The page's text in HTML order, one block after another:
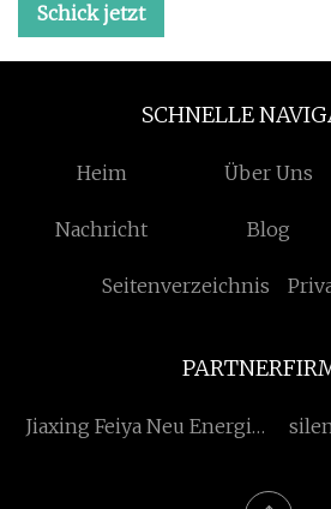
Schick jetzt
SCHNELLE
Heim Über Uns
Nachricht Blog
Seitenverzeichnis
Jiaxing Feiya Neu Energie